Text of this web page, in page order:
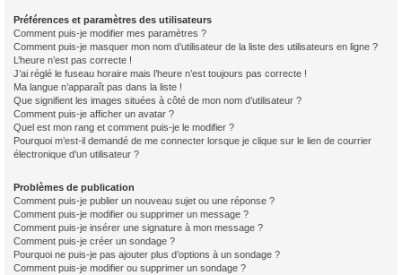
Préférences et paramètres des utilisateurs
Comment puis-je modifier mes paramètres ?
Comment puis-je masquer mon nom d’utilisateur de la liste des utilisateurs en ligne ?
L’heure n’est pas correcte !
J’ai réglé le fuseau horaire mais l’heure n’est toujours pas correcte !
Ma langue n’apparaît pas dans la liste !
Que signifient les images situées à côté de mon nom d’utilisateur ?
Comment puis-je afficher un avatar ?
Quel est mon rang et comment puis-je le modifier ?
Pourquoi m’est-il demandé de me connecter lorsque je clique sur le lien de courrier
électronique d’un utilisateur ?
Problèmes de publication
Comment puis-je publier un nouveau sujet ou une réponse ?
Comment puis-je modifier ou supprimer un message ?
Comment puis-je insérer une signature à mon message ?
Comment puis-je créer un sondage ?
Pourquoi ne puis-je pas ajouter plus d’options à un sondage ?
Comment puis-je modifier ou supprimer un sondage ?